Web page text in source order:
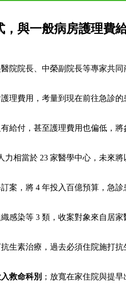
與一般病房護理費
院院長、中榮副院長等專家共
理費用，考量到現在前往急診
給付，甚至護理費用也偏低，將
相當於 23 家醫學中心，未來將
案，將 4 年投入百億預算，急
感染等 3 類，收案對象來自居
生素治療，過去必須住院施打抗
救命科別 ；放寬在家住院與提